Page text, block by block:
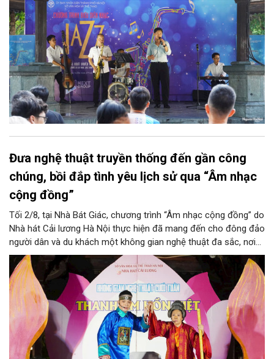
Đưa nghệ thuật truyền thống đến gần công
chúng, bồi đắp tình yêu lịch sử qua “Âm nhạc
cộng đồng”
Tối 2/8, tại Nhà Bát Giác, chương trình “Âm nhạc cộng đồng” do
Nhà hát Cải lương Hà Nội thực hiện đã mang đến cho đông đảo
người dân và du khách một không gian nghệ thuật đa sắc, nơi
những làn điệu cải lương, ca cổ, tân cổ và các tiết mục múa
hòa quyện trong không gian của phố đi bộ hồ Hoàn Kiếm. Đặc
biệt, chương trình có sự giao lưu của các nghệ sĩ đến từ
phương Nam, góp phần tạo nên cuộc gặp gỡ nghệ thuật giàu
cảm xúc.